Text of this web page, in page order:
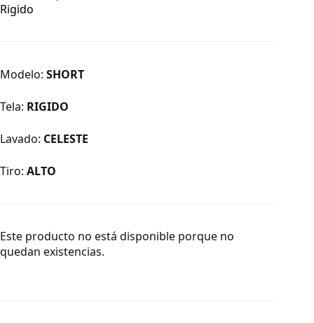
Rigido
Modelo: SHORT
Tela: RIGIDO
Lavado: CELESTE
Tiro: ALTO
Este producto no está disponible porque no
quedan existencias.